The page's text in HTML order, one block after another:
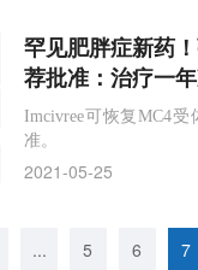
罕见肥胖症新药
荐批准：治疗一
Imcivree可恢复MC4
准。
2021-05-25
... 5 6 7